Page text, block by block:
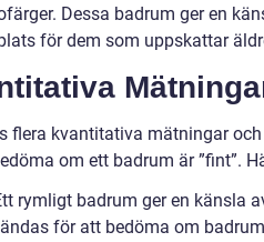
Dessa badrum ger en
för dem som uppskattar
flera kvantitativa mätningar
om ett badrum är ”fint”.
rymligt badrum ger en känsla
för att bedöma om